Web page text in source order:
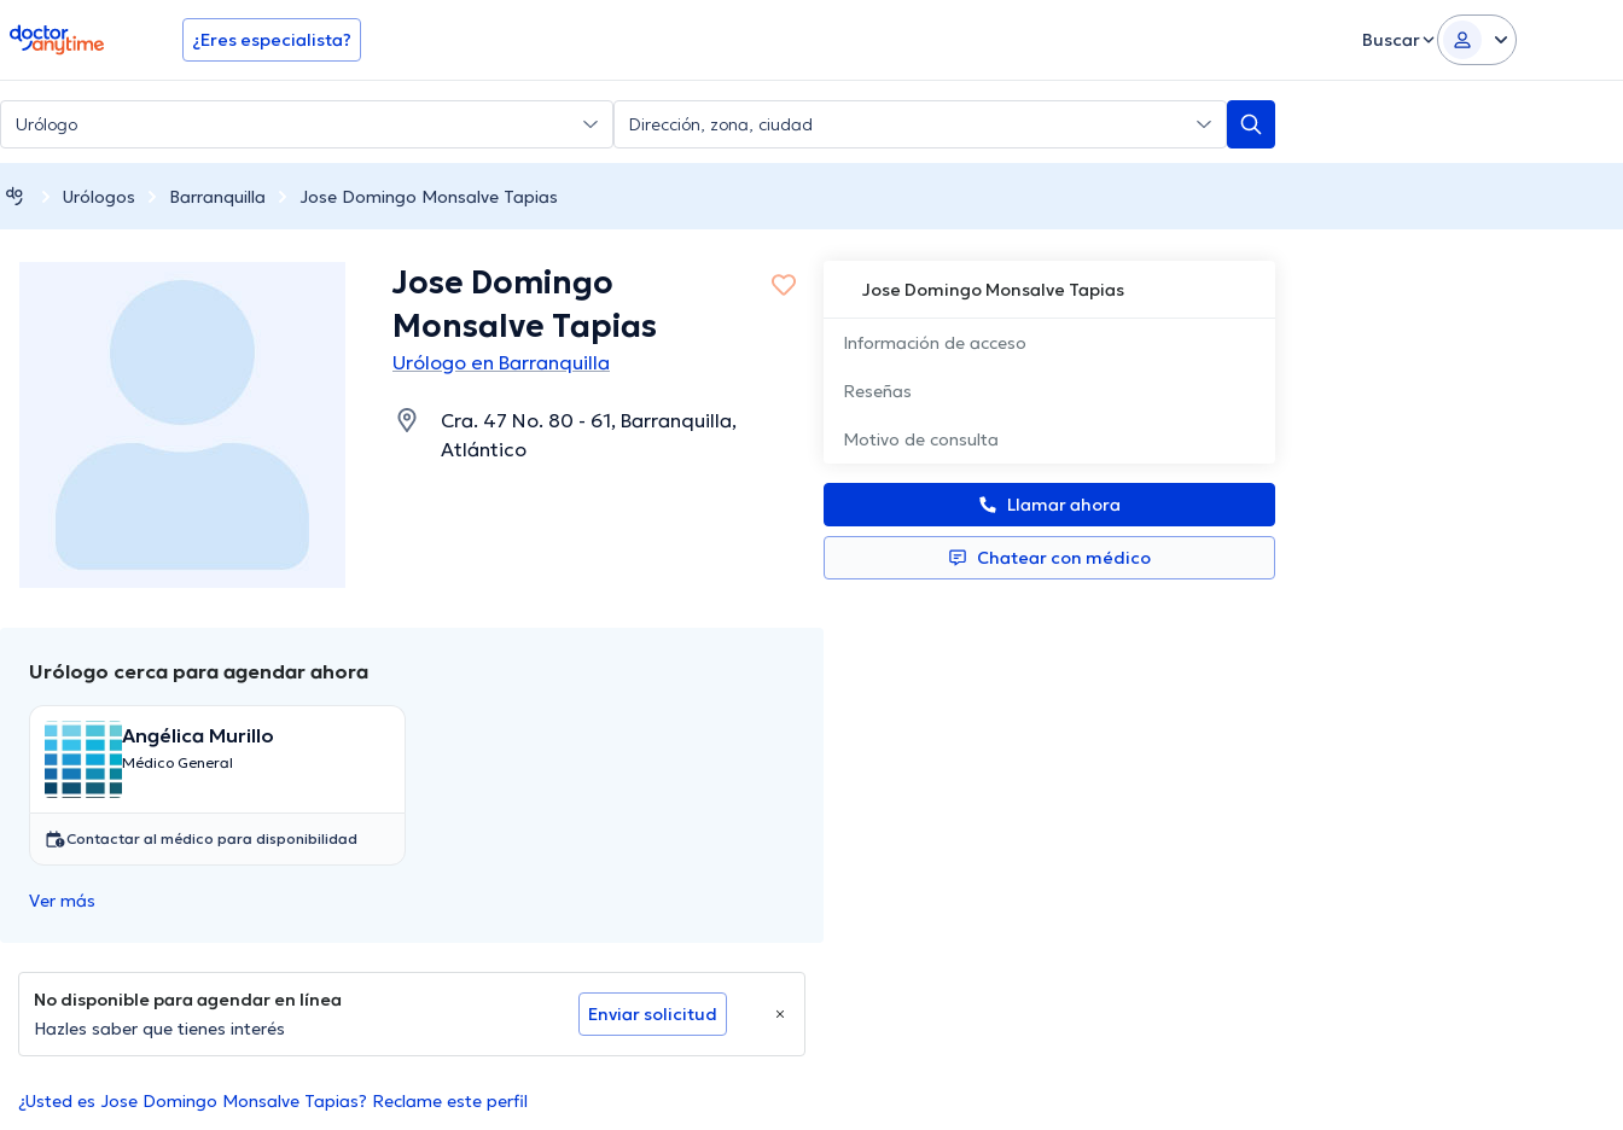
doctoranytime ¿Eres especialista? Buscar
Urólogos Barranquilla Jose Domingo Monsalve Tapias
Jose Domingo Monsalve Tapias
Información de acceso
Reseñas
Motivo de consulta
Llamar ahora
Chatear con médico
Jose Domingo
Monsalve Tapias
Urólogo en Barranquilla
Cra. 47 No. 80 - 61, Barranquilla,
Atlántico
Urólogo cerca para agendar ahora
Angélica Murillo
Médico General
Contactar al médico para disponibilidad
Ver más
No disponible para agendar en línea
Hazles saber que tienes interés
Enviar solicitud
¿Usted es Jose Domingo Monsalve Tapias? Reclame este perfil